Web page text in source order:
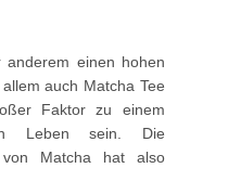
anderem einen hohen
auch Matcha Tee
Faktor zu einem
Leben sein. Die
von Matcha hat also